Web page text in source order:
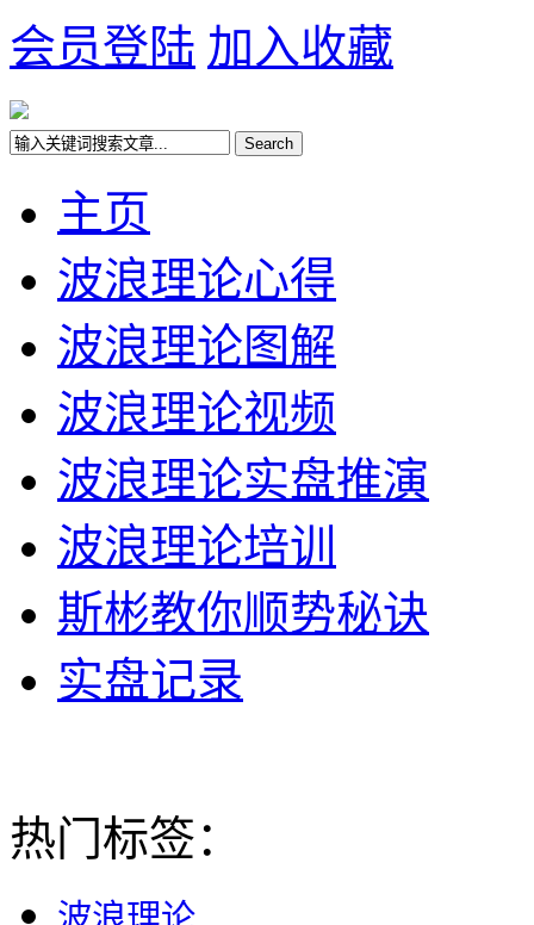
会员登陆 加入收藏
主页
波浪理论心得
波浪理论图解
波浪理论视频
波浪理论实盘推演
波浪理论培训
斯彬教你顺势秘诀
实盘记录
热门标签：